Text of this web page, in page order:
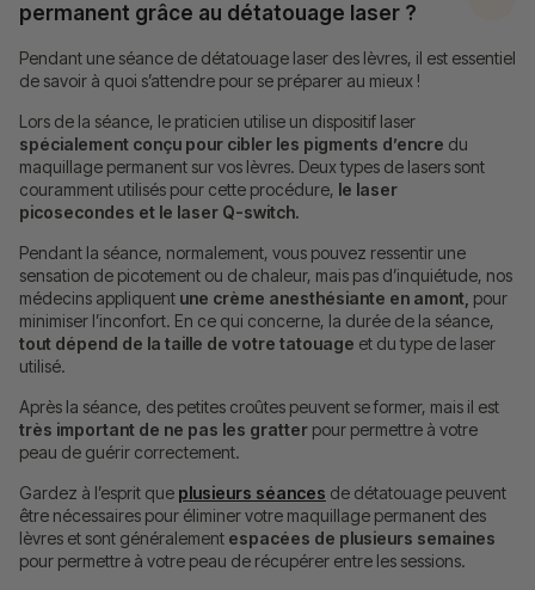
permanent grâce au détatouage laser ?
Pendant une séance de détatouage laser des lèvres, il est essentiel
de savoir à quoi s’attendre pour se préparer au mieux !
Lors de la séance, le praticien utilise un dispositif laser
spécialement conçu pour cibler les pigments d’encre du
maquillage permanent sur vos lèvres. Deux types de lasers sont
couramment utilisés pour cette procédure, le laser
picosecondes et le laser Q-switch.
Pendant la séance, normalement, vous pouvez ressentir une
sensation de picotement ou de chaleur, mais pas d’inquiétude, nos
médecins appliquent une crème anesthésiante en amont, pour
minimiser l’inconfort. En ce qui concerne, la durée de la séance,
tout dépend de la taille de votre tatouage et du type de laser
utilisé.
Après la séance, des petites croûtes peuvent se former, mais il est
très important de ne pas les gratter pour permettre à votre
peau de guérir correctement.
Gardez à l’esprit que plusieurs séances de détatouage peuvent
être nécessaires pour éliminer votre maquillage permanent des
lèvres et sont généralement espacées de plusieurs semaines
pour permettre à votre peau de récupérer entre les sessions.